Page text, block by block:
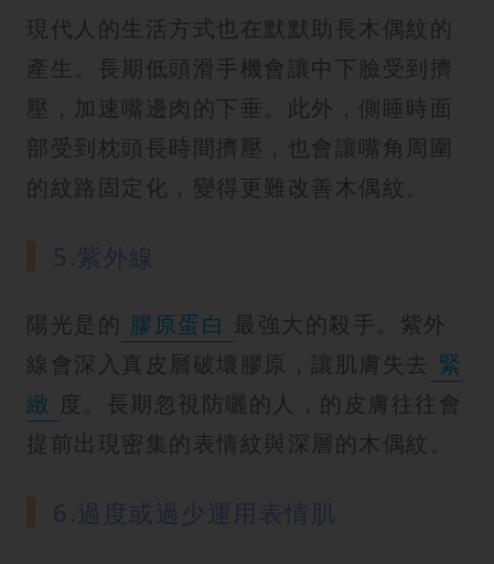
現代人的生活方式也在默默助長木偶紋的
產生。長期低頭滑手機會讓中下臉受到擠
壓，加速嘴邊肉的下垂。此外，側睡時面
部受到枕頭長時間擠壓，也會讓嘴角周圍
的紋路固定化，變得更難改善木偶紋。
陽光是的 膠原蛋白 最強大的殺手。紫外
線會深入真皮層破壞膠原，讓肌膚失去 緊
緻 度。長期忽視防曬的人，的皮膚往往會
提前出現密集的表情紋與深層的木偶紋。